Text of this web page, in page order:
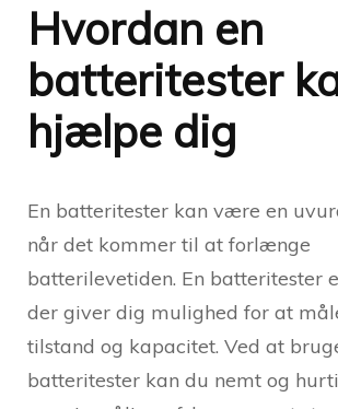
Hvordan en
batteritester
hjælpe dig
En batteritester kan være en
når det kommer til at forlænge
batterilevetiden. En batteritester
der giver dig mulighed for at
tilstand og kapacitet. Ved at
batteritester kan du nemt og